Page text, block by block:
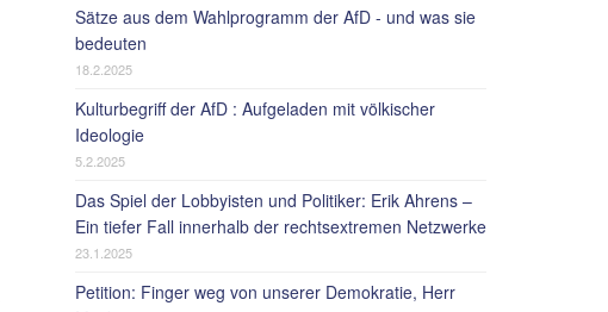
Sätze aus dem Wahlprogramm der AfD - und was sie
bedeuten
18.2.2025
Kulturbegriff der AfD : Aufgeladen mit völkischer
Ideologie
5.2.2025
Das Spiel der Lobbyisten und Politiker: Erik Ahrens –
Ein tiefer Fall innerhalb der rechtsextremen Netzwerke
23.1.2025
Petition: Finger weg von unserer Demokratie, Herr